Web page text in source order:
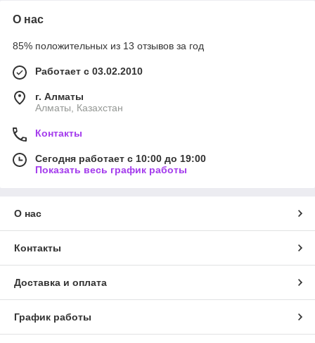
О нас
85% положительных из 13 отзывов за год
Работает с 03.02.2010
г. Алматы
Алматы, Казахстан
Контакты
Сегодня работает с 10:00 до 19:00
Показать весь график работы
О нас
Контакты
Доставка и оплата
График работы